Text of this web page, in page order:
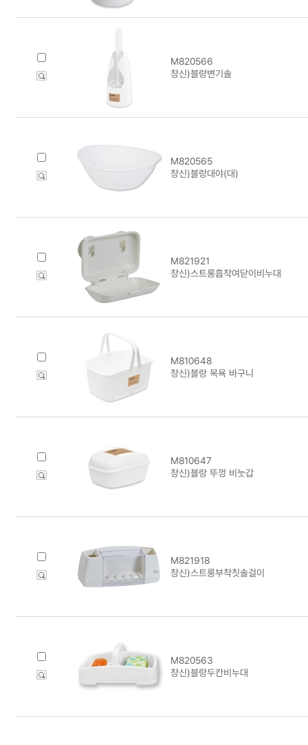
M820566
창신)블랑변기솔
M820565
창신)블랑대야(대)
M821921
창신)스트롱흡착여닫이비누대
M810648
창신)블랑 목욕 바구니
M810647
창신)블랑 뚜껑 비눗갑
M821918
창신)스트롱부착칫솔걸이
M820563
창신)블랑두칸비누대